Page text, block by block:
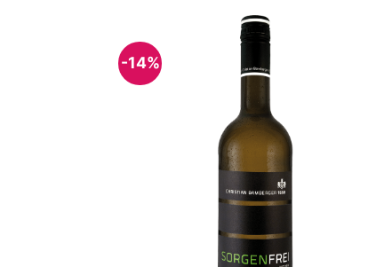
-14%